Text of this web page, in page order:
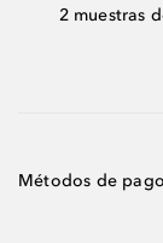
2 muestras
Métodos de pago